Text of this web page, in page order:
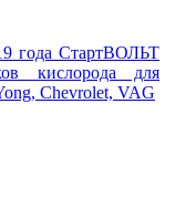
года СтартВОЛЬТ
кислорода для
Chevrolet, VAG